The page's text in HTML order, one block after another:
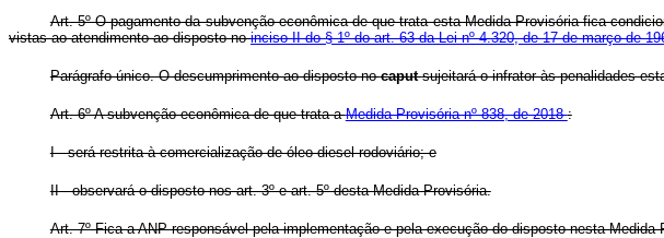
Art. 5º O pagamento da subvenção econômica de que trata esta Medida Provisória fica
vistas ao atendimento ao disposto noinciso II do § 1º do art. 63 da Lei nº 4.320, de 17 de março de
Parágrafo único. O descumprimento ao disposto nocaputsujeitará o infrator às penalidades
Art. 6º A subvenção econômica de que trata aMedida Provisória nº 838, de 2018:
I - será restrita à comercialização de óleo diesel rodoviário; e
II - observará o disposto nos art. 3º e art. 5º desta Medida Provisória.
Art. 7º Fica a ANP responsável pela implementação e pela execução do disposto nesta Medida